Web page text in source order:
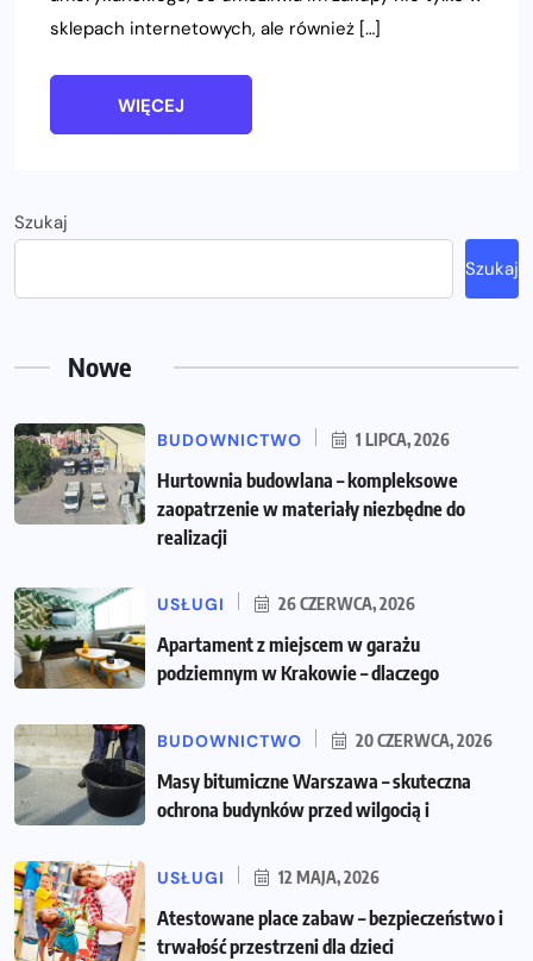
sklepach internetowych, ale również […]
WIĘCEJ
Szukaj
Szukaj
Nowe
BUDOWNICTWO 1 LIPCA, 2026
Hurtownia budowlana – kompleksowe
zaopatrzenie w materiały niezbędne do
realizacji
USŁUGI 26 CZERWCA, 2026
Apartament z miejscem w garażu
podziemnym w Krakowie – dlaczego
BUDOWNICTWO 20 CZERWCA, 2026
Masy bitumiczne Warszawa – skuteczna
ochrona budynków przed wilgocią i
USŁUGI 12 MAJA, 2026
Atestowane place zabaw – bezpieczeństwo i
trwałość przestrzeni dla dzieci